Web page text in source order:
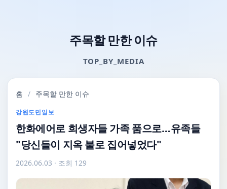
주목할 만한 이슈
TOP_BY_MEDIA
홈 / 주목할 만한 이슈
강원도민일보
한화에어로 희생자들 가족 품으로…유족들
"당신들이 지옥 불로 집어넣었다"
2026.06.03 · 조회 129